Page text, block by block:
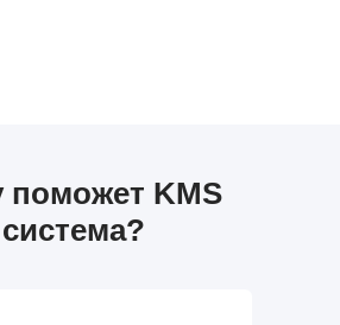
поможет KMS
система?